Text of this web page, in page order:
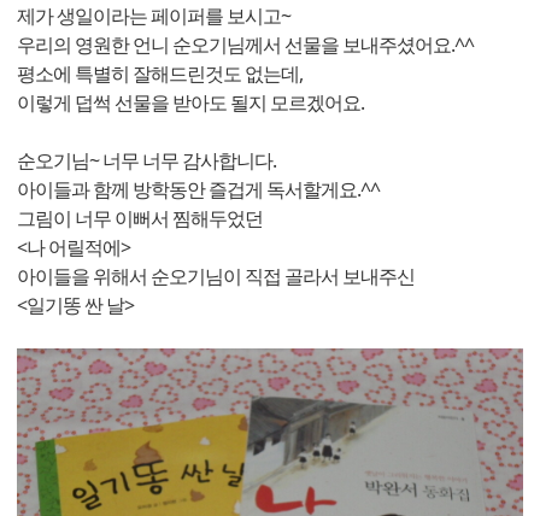
제가 생일이라는 페이퍼를 보시고~
우리의 영원한 언니 순오기님께서 선물을 보내주셨어요.^^
평소에 특별히 잘해드린것도 없는데,
이렇게 덥썩 선물을 받아도 될지 모르겠어요.
순오기님~ 너무 너무 감사합니다.
아이들과 함께 방학동안 즐겁게 독서할게요.^^
그림이 너무 이뻐서 찜해두었던
<나 어릴적에>
아이들을 위해서 순오기님이 직접 골라서 보내주신
<일기똥 싼 날>